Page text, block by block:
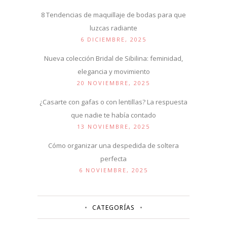
8 Tendencias de maquillaje de bodas para que
luzcas radiante
6 DICIEMBRE, 2025
Nueva colección Bridal de Sibilina: feminidad,
elegancia y movimiento
20 NOVIEMBRE, 2025
¿Casarte con gafas o con lentillas? La respuesta
que nadie te había contado
13 NOVIEMBRE, 2025
Cómo organizar una despedida de soltera
perfecta
6 NOVIEMBRE, 2025
CATEGORÍAS